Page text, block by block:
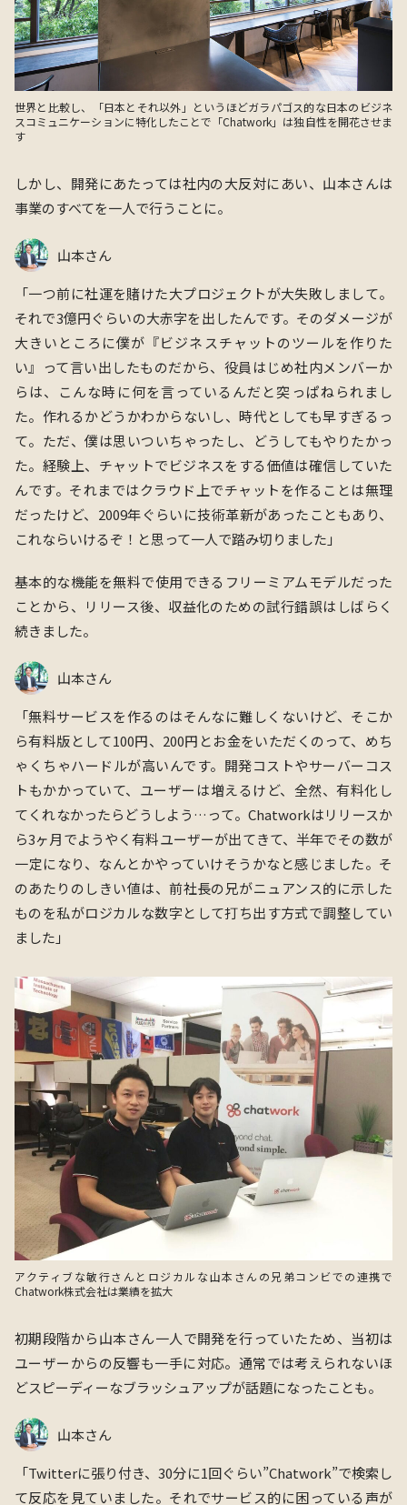
世界と比較し、「日本とそれ以外」というほどガラパゴス的な日本のビジネ
スコミュニケーションに特化したことで「Chatwork」は独自性を開花させま
す
しかし、開発にあたっては社内の大反対にあい、山本さんは
事業のすべてを一人で行うことに。
山本さん
「一つ前に社運を賭けた大プロジェクトが大失敗しまして。
それで3億円ぐらいの大赤字を出したんです。そのダメージが
大きいところに僕が『ビジネスチャットのツールを作りた
い』って言い出したものだから、役員はじめ社内メンバーか
らは、こんな時に何を言っているんだと突っぱねられまし
た。作れるかどうかわからないし、時代としても早すぎるっ
て。ただ、僕は思いついちゃったし、どうしてもやりたかっ
た。経験上、チャットでビジネスをする価値は確信していた
んです。それまではクラウド上でチャットを作ることは無理
だったけど、2009年ぐらいに技術革新があったこともあり、
これならいけるぞ！と思って一人で踏み切りました」
基本的な機能を無料で使用できるフリーミアムモデルだった
ことから、リリース後、収益化のための試行錯誤はしばらく
続きました。
山本さん
「無料サービスを作るのはそんなに難しくないけど、そこか
ら有料版として100円、200円とお金をいただくのって、めち
ゃくちゃハードルが高いんです。開発コストやサーバーコス
トもかかっていて、ユーザーは増えるけど、全然、有料化し
てくれなかったらどうしよう…って。Chatworkはリリースか
ら3ヶ月でようやく有料ユーザーが出てきて、半年でその数が
一定になり、なんとかやっていけそうかなと感じました。そ
のあたりのしきい値は、前社長の兄がニュアンス的に示した
ものを私がロジカルな数字として打ち出す方式で調整してい
ました」
アクティブな敏行さんとロジカルな山本さんの兄弟コンビでの連携で
Chatwork株式会社は業績を拡大
初期段階から山本さん一人で開発を行っていたため、当初は
ユーザーからの反響も一手に対応。通常では考えられないほ
どスピーディーなブラッシュアップが話題になったことも。
山本さん
「Twitterに張り付き、30分に1回ぐらい”Chatwork”で検索し
て反応を見ていました。それでサービス的に困っている声が